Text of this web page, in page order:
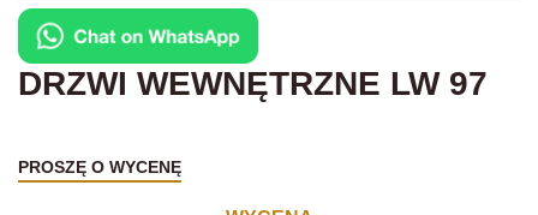
DRZWI WEWNĘTRZNE LW 97
PROSZĘ O WYCENĘ